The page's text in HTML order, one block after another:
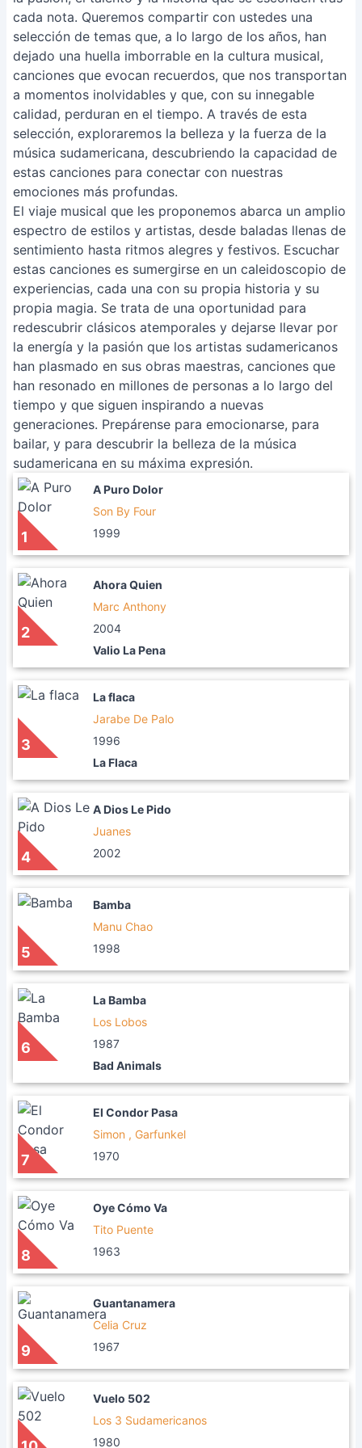
cada nota. Queremos compartir con ustedes una
selección de temas que, a lo largo de los años, han
dejado una huella imborrable en la cultura musical,
canciones que evocan recuerdos, que nos transportan
a momentos inolvidables y que, con su innegable
calidad, perduran en el tiempo. A través de esta
selección, exploraremos la belleza y la fuerza de la
música sudamericana, descubriendo la capacidad de
estas canciones para conectar con nuestras
emociones más profundas.
El viaje musical que les proponemos abarca un amplio
espectro de estilos y artistas, desde baladas llenas de
sentimiento hasta ritmos alegres y festivos. Escuchar
estas canciones es sumergirse en un caleidoscopio de
experiencias, cada una con su propia historia y su
propia magia. Se trata de una oportunidad para
redescubrir clásicos atemporales y dejarse llevar por
la energía y la pasión que los artistas sudamericanos
han plasmado en sus obras maestras, canciones que
han resonado en millones de personas a lo largo del
tiempo y que siguen inspirando a nuevas
generaciones. Prepárense para emocionarse, para
bailar, y para descubrir la belleza de la música
sudamericana en su máxima expresión.
1
A Puro Dolor
Son By Four
1999
2
Ahora Quien
Marc Anthony
2004
Valio La Pena
3
La flaca
Jarabe De Palo
1996
La Flaca
4
A Dios Le Pido
Juanes
2002
5
Bamba
Manu Chao
1998
6
La Bamba
Los Lobos
1987
Bad Animals
7
El Condor Pasa
Simon , Garfunkel
1970
8
Oye Cómo Va
Tito Puente
1963
9
Guantanamera
Celia Cruz
1967
Vuelo 502
Los 3 Sudamericanos
1980